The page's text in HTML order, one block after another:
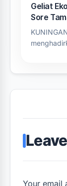
Geliat
Sore
Your email